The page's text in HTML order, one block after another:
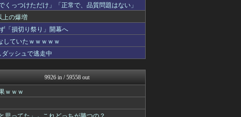
っつけただけ」「正常で、品質問題はない」
上の爆増
「損切り祭り」開幕へ
していたｗｗｗｗｗ
ッシュで逃走中
9926 in / 59558 out
ｗｗｗ